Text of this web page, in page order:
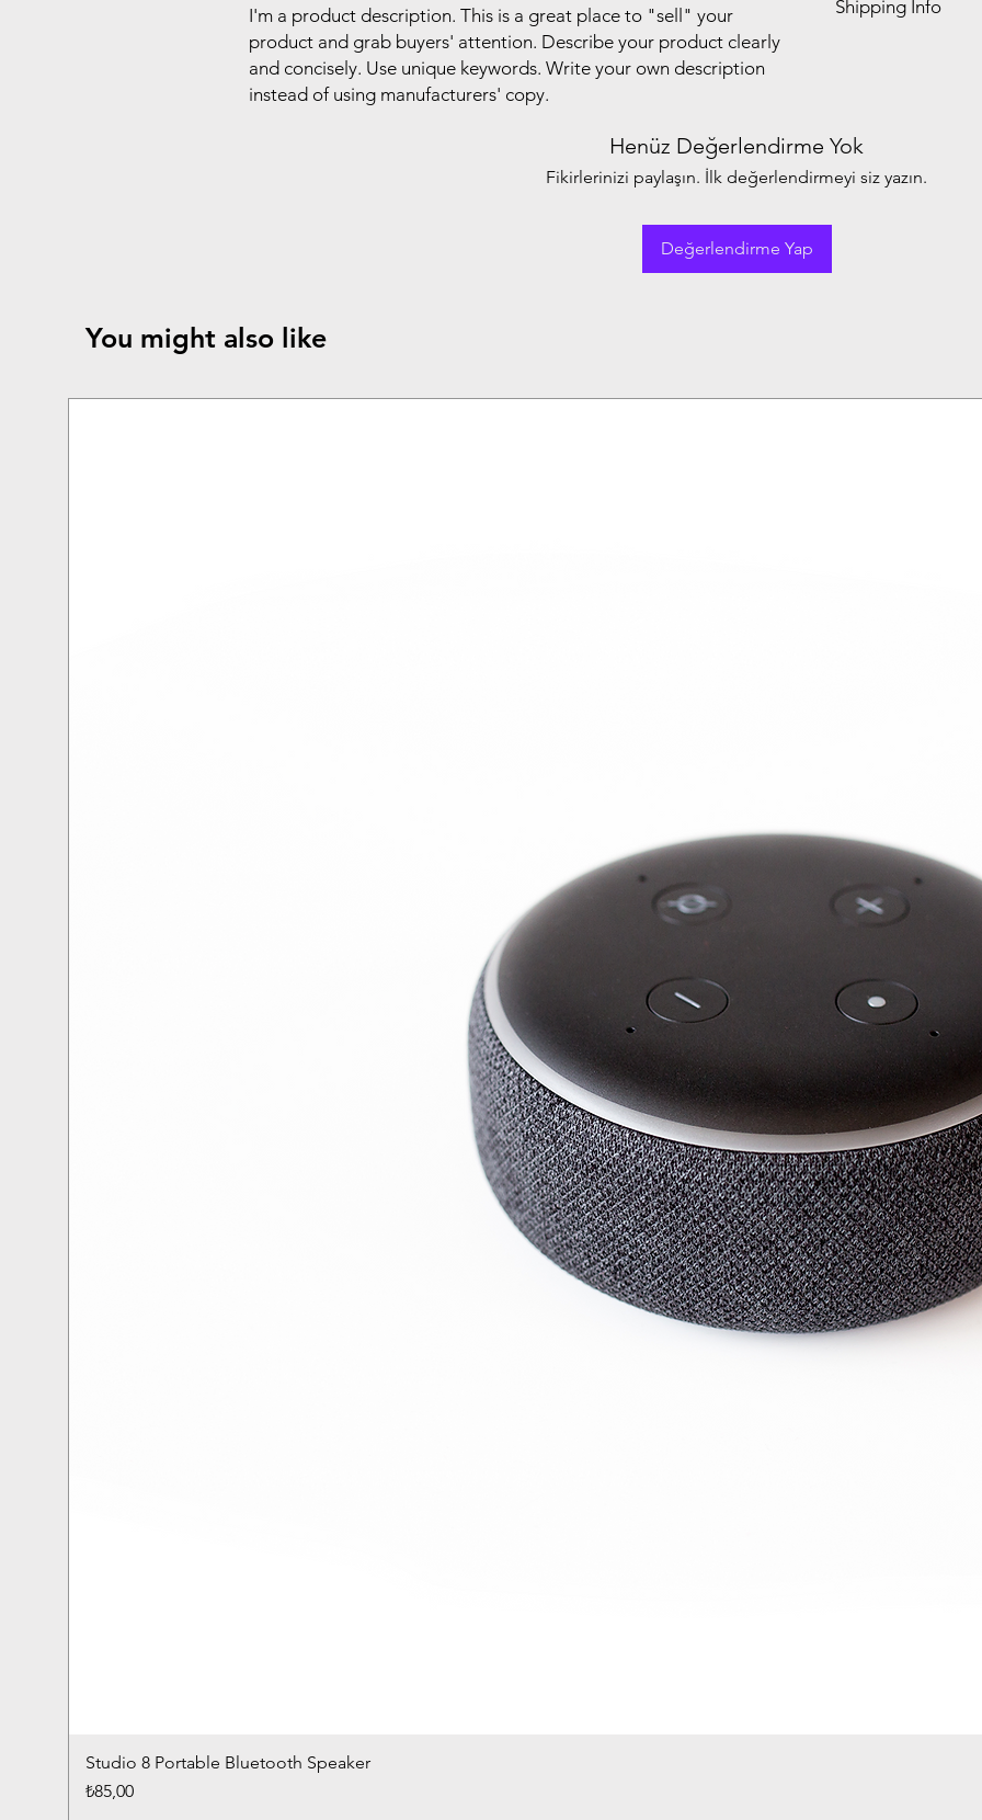
I'm a product description. This is a great place to "sell" your
product and grab buyers' attention. Describe your product clearly
and concisely. Use unique keywords. Write your own description
instead of using manufacturers' copy.
customers can
your customers
Shipping Info
reassure your
Henüz Değerlendirme Yok
Fikirlerinizi paylaşın. İlk değerlendirmeyi siz yazın.
Değerlendirme Yap
You might also like
Studio 8 Portable Bluetooth Speaker
Fiyat
₺85,00